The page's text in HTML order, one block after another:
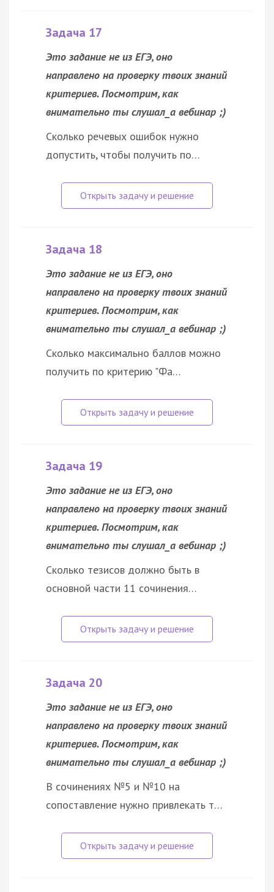
Задача 17
Это задание не из ЕГЭ, оно
направлено на проверку твоих знаний
критериев. Посмотрим, как
внимательно ты слушал_а вебинар ;)
Сколько речевых ошибок нужно
допустить, чтобы получить по…
Задача 18
Это задание не из ЕГЭ, оно
направлено на проверку твоих знаний
критериев. Посмотрим, как
внимательно ты слушал_а вебинар ;)
Сколько максимально баллов можно
получить по критерию "Фа…
Задача 19
Это задание не из ЕГЭ, оно
направлено на проверку твоих знаний
критериев. Посмотрим, как
внимательно ты слушал_а вебинар ;)
Сколько тезисов должно быть в
основной части 11 сочинения…
Задача 20
Это задание не из ЕГЭ, оно
направлено на проверку твоих знаний
критериев. Посмотрим, как
внимательно ты слушал_а вебинар ;)
В сочинениях №5 и №10 на
сопоставление нужно привлекать т…